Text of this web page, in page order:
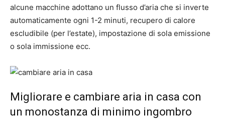
alcune macchine adottano un flusso d’aria che si inverte
automaticamente ogni 1-2 minuti, recupero di calore
escludibile (per l’estate), impostazione di sola emissione
o sola immissione ecc.
Migliorare e cambiare aria in casa con
un monostanza di minimo ingombro